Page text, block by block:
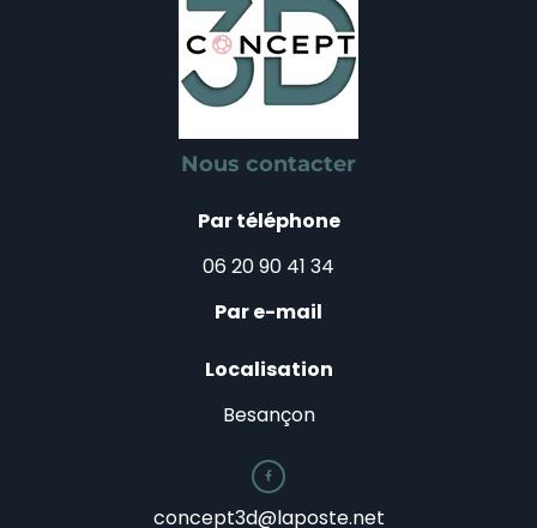
Nous contacter
Par téléphone
06 20 90 41 34
Par e-mail
Localisation
Besançon

concept3d@laposte.net